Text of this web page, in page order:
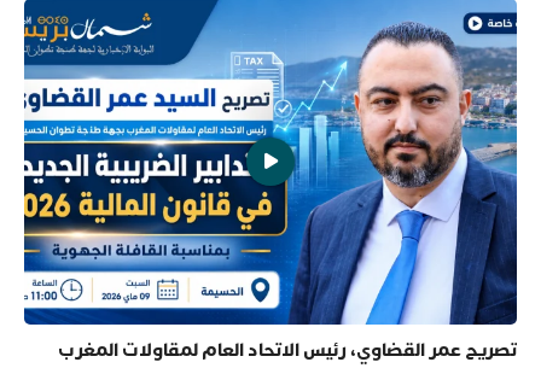
تصريح عمر القضاوي، رئيس الاتحاد العام لمقاولات المغرب